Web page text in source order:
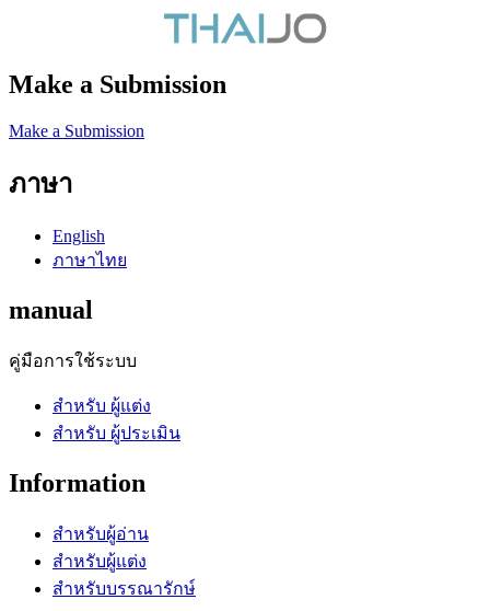
Make a Submission
Make a Submission
ภาษา
English
ภาษาไทย
manual
คู่มือการใช้ระบบ
สำหรับ ผู้แต่ง
สำหรับ ผู้ประเมิน
Information
สำหรับผู้อ่าน
สำหรับผู้แต่ง
สำหรับบรรณารักษ์